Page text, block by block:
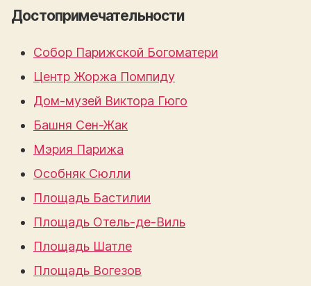
Достопримечательности
Собор Парижской Богоматери
Центр Жоржа Помпиду
Дом-музей Виктора Гюго
Башня Сен-Жак
Мэрия Парижа
Особняк Сюлли
Площадь Бастилии
Площадь Отель-де-Виль
Площадь Шатле
Площадь Вогезов